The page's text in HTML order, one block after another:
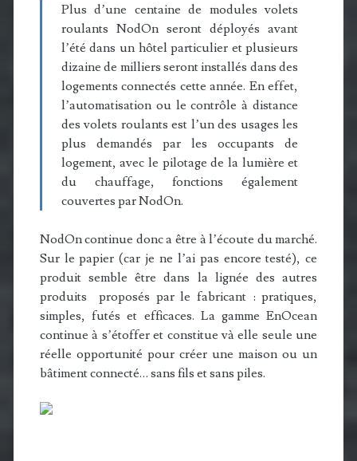
Plus d’une centaine de modules volets
roulants NodOn seront déployés avant
l’été dans un hôtel particulier et plusieurs
dizaine de milliers seront installés dans des
logements connectés cette année. En effet,
l’automatisation ou le contrôle à distance
des volets roulants est l’un des usages les
plus demandés par les occupants de
logement, avec le pilotage de la lumière et
du chauffage, fonctions également
couvertes par NodOn.
NodOn continue donc a être à l’écoute du marché.
Sur le papier (car je ne l’ai pas encore testé), ce
produit semble être dans la lignée des autres
produits proposés par le fabricant : pratiques,
simples, futés et efficaces. La gamme EnOcean
continue à s’étoffer et constitue và elle seule une
réelle opportunité pour créer une maison ou un
bâtiment connecté… sans fils et sans piles.